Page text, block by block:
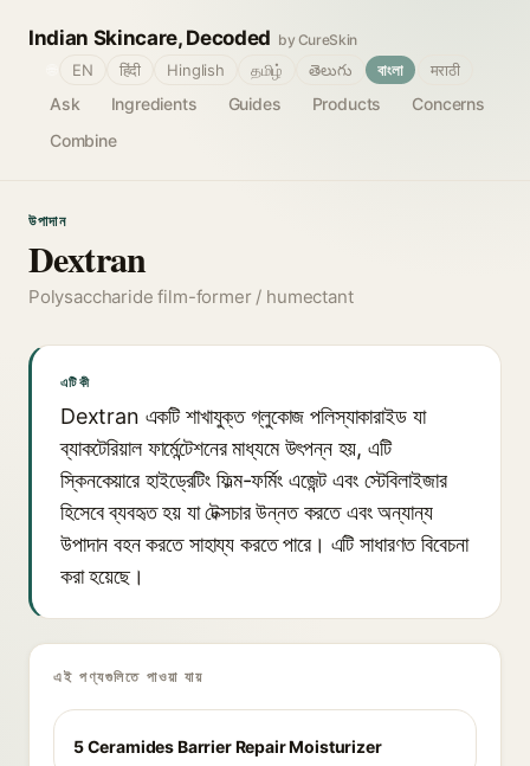
Indian Skincare, Decoded by CureSkin
Ask Ingredients Guides Products
Concerns
Combine
EN हिंदी Hinglish தமிழ் తెలుగు বাংলা मराठी
উপাদান
Dextran
Polysaccharide film-former / humectant
এটি কী
Dextran একটি শাখাযুক্ত গ্লুকোজ পলিস্যাকারাইড যা
ব্যাকটেরিয়াল ফার্মেন্টেশনের মাধ্যমে উৎপন্ন হয়, এটি
স্কিনকেয়ারে হাইড্রেটিং ফিল্ম-ফর্মিং এজেন্ট এবং স্টেবিলাইজার
হিসেবে ব্যবহৃত হয় যা টেক্সচার উন্নত করতে এবং অন্যান্য
উপাদান বহন করতে সাহায্য করতে পারে। এটি সাধারণত বিবেচনা
করা হয়েছে।
এই পণ্যগুলিতে পাওয়া যায়
5 Ceramides Barrier Repair Moisturizer